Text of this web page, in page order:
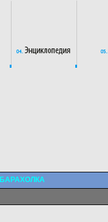
БАРАХОЛКА